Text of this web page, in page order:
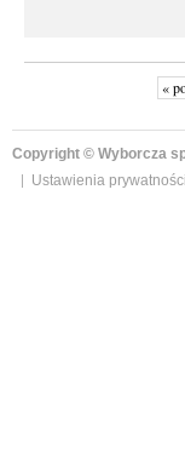
«
Copyright © Wyborcza
Ustawienia prywatności